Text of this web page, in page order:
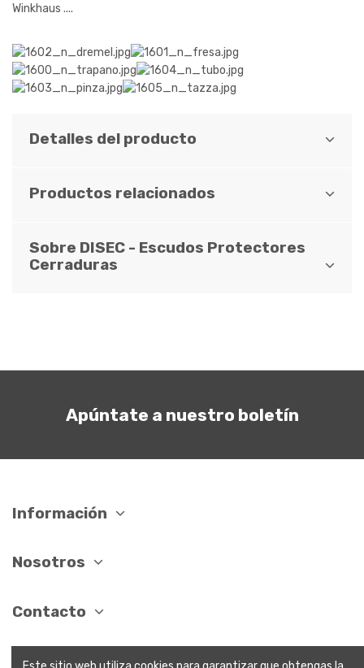
Winkhaus ....
Detalles del producto
Productos relacionados
Sobre DISEC - Escudos Protectores
Cerraduras
Apúntate a nuestro boletín
Información
Nosotros
Contacto